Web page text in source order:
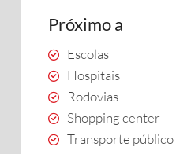
Próximo a
Escolas
Hospitais
Rodovias
Shopping center
Transporte público